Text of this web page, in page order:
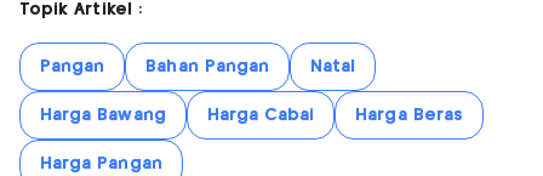
Topik Artikel :
Pangan Bahan Pangan Natal
Harga Bawang Harga Cabai Harga Beras
Harga Pangan